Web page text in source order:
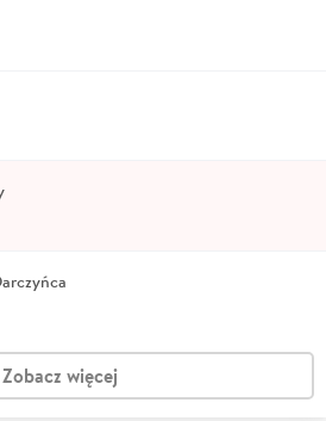
Zobacz więcej